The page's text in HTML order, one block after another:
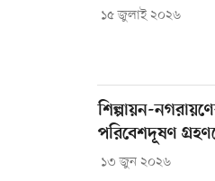
১৫ জুলাই ২০২৬
শিল্পায়ন-
পরিবেশদূষণ
১৩ জুন ২০২৬